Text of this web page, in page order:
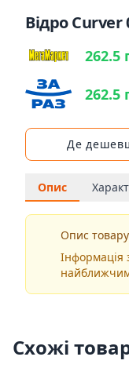
Відро Curver
262.5
262.5
Де
Опис
Опис товару
Інформація
Схожі